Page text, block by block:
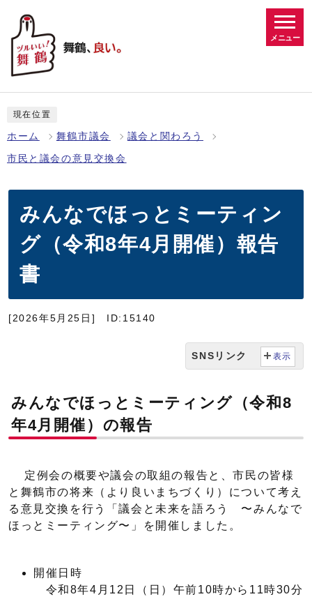
メニュー
現在位置
ホーム 舞鶴市議会 議会と関わろう
市民と議会の意見交換会
みんなでほっとミーティン
グ（令和8年4月開催）報告
書
[2026年5月25日] ID:15140
SNSリンク 表示
みんなでほっとミーティング（令和8
年4月開催）の報告
定例会の概要や議会の取組の報告と、市民の皆様
と舞鶴市の将来（より良いまちづくり）について考え
る意見交換を行う「議会と未来を語ろう 〜みんなで
ほっとミーティング〜」を開催しました。
開催日時
令和8年4月12日（日）午前10時から11時30分